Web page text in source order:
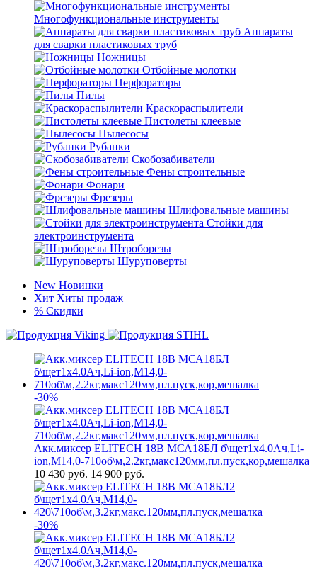
Многофункциональные инструменты
Аппараты
для сварки пластиковых труб
Ножницы
Отбойные молотки
Перфораторы
Пилы
Краскораспылители
Пистолеты клеевые
Пылесосы
Рубанки
Скобозабиватели
Фены строительные
Фонари
Фрезеры
Шлифовальные машины
Стойки для
электроинструмента
Штроборезы
Шуруповерты
New Новинки
Хит Хиты продаж
% Скидки
-30%
Акк.миксер ELITECH 18В МСА18БЛ б\щет1х4.0Ач,Li-
ion,М14,0-710об\м,2.2кг,макс120мм,пл.пуск,кор,мешалка
10 430 руб. 14 900 руб.
-30%